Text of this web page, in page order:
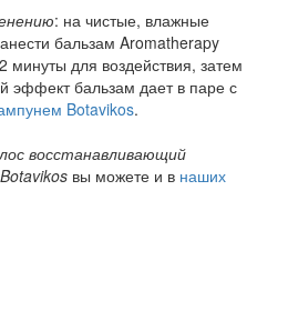
: на чистые, влажные
бальзам Aromatherapy
минуты для воздействия, затем
эффект бальзам дает в паре с
Botavikos.
восстанавливающий
вы можете и в наших